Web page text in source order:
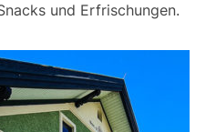
und Erfrischungen.